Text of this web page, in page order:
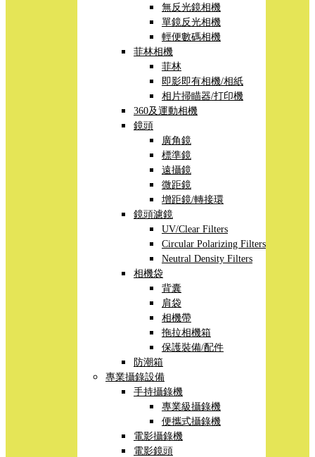
無反光鏡相機
單鏡反光相機
輕便數碼相機
菲林相機
菲林
即影即有相機/相紙
相片掃瞄器/打印機
360及運動相機
鏡頭
廣角鏡
標準鏡
遠攝鏡
微距鏡
增距鏡/轉接環
鏡頭濾鏡
UV/Clear Filters
Circular Polarizing Filters
Neutral Density Filters
相機袋
背囊
肩袋
相機帶
拖拉相機箱
保護裝備/配件
防潮箱
專業攝錄設備
手持攝錄機
專業級攝錄機
便攜式攝錄機
電影攝錄機
電影鏡頭